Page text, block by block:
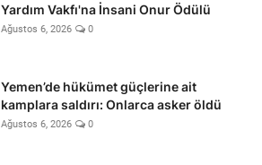
Yardım Vakfı'na İnsani Onur Ödülü
Ağustos 6, 2026 0
Yemen’de hükümet güçlerine ait
kamplara saldırı: Onlarca asker öldü
Ağustos 6, 2026 0